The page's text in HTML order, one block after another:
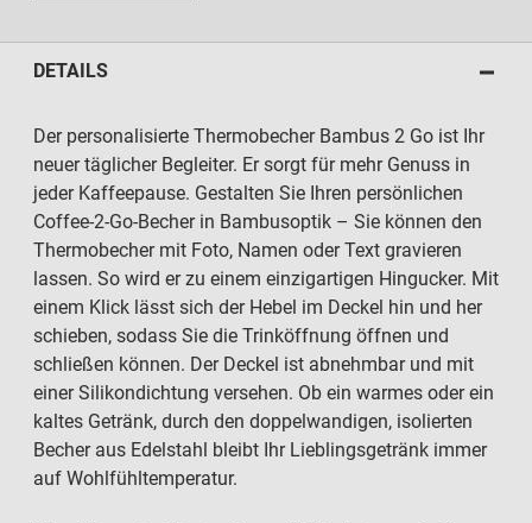
DETAILS
Der personalisierte Thermobecher Bambus 2 Go ist Ihr
neuer täglicher Begleiter. Er sorgt für mehr Genuss in
jeder Kaffeepause. Gestalten Sie Ihren persönlichen
Coffee-2-Go-Becher in Bambusoptik – Sie können den
Thermobecher mit Foto, Namen oder Text gravieren
lassen. So wird er zu einem einzigartigen Hingucker. Mit
einem Klick lässt sich der Hebel im Deckel hin und her
schieben, sodass Sie die Trinköffnung öffnen und
schließen können. Der Deckel ist abnehmbar und mit
einer Silikondichtung versehen. Ob ein warmes oder ein
kaltes Getränk, durch den doppelwandigen, isolierten
Becher aus Edelstahl bleibt Ihr Lieblingsgetränk immer
auf Wohlfühltemperatur.